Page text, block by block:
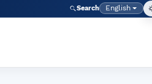
Search English